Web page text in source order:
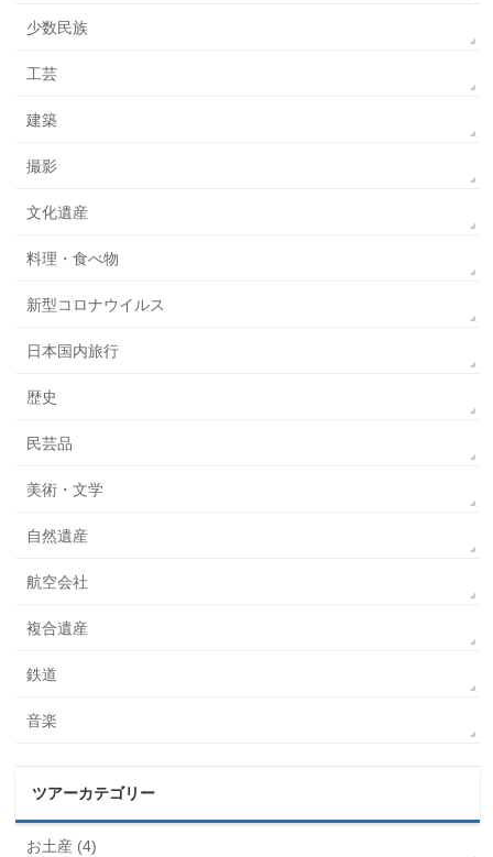
少数民族
工芸
建築
撮影
文化遺産
料理・食べ物
新型コロナウイルス
日本国内旅行
歴史
民芸品
美術・文学
自然遺産
航空会社
複合遺産
鉄道
音楽
ツアーカテゴリー
お土産 (4)